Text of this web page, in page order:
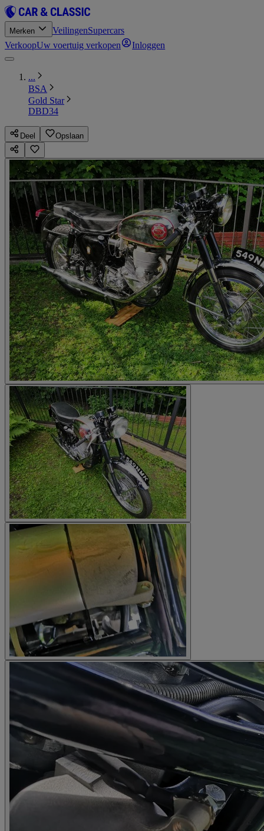
Merken VeilingenSupercars
VerkoopUw voertuig verkopen Inloggen
...
BSA
Gold Star
DBD34
Deel Opslaan